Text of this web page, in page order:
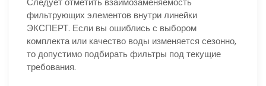
фильтрующих элементов внутри линейки
ЭКСПЕРТ. Если вы ошиблись с выбором
комплекта или качество воды изменяется сезонно,
то допустимо подбирать фильтры под текущие
требования.